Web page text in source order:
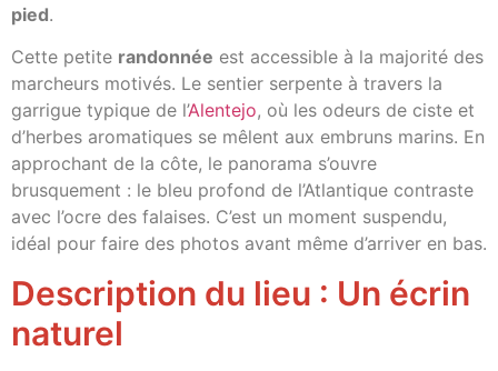
pied.
Cette petite randonnée est accessible à la majorité des
marcheurs motivés. Le sentier serpente à travers la
garrigue typique de l’Alentejo, où les odeurs de ciste et
d’herbes aromatiques se mêlent aux embruns marins. En
approchant de la côte, le panorama s’ouvre
brusquement : le bleu profond de l’Atlantique contraste
avec l’ocre des falaises. C’est un moment suspendu,
idéal pour faire des photos avant même d’arriver en bas.
Description du lieu : Un écrin
naturel